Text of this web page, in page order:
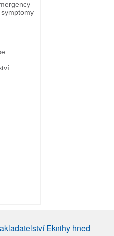
Eknihy hned